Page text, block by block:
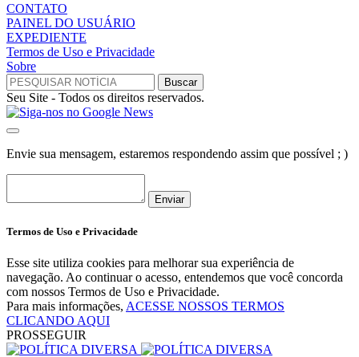
CONTATO
PAINEL DO USUÁRIO
EXPEDIENTE
Termos de Uso e Privacidade
Sobre
Seu Site - Todos os direitos reservados.
Envie sua mensagem, estaremos respondendo assim que possível ; )
Enviar
Termos de Uso e Privacidade
Esse site utiliza cookies para melhorar sua experiência de
navegação. Ao continuar o acesso, entendemos que você concorda
com nossos Termos de Uso e Privacidade.
Para mais informações, ACESSE NOSSOS TERMOS
CLICANDO AQUI
PROSSEGUIR